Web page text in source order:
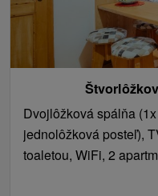
Dvojlôžková spálňa
jednolôžková posteľ),
toaletou, WiFi, 2